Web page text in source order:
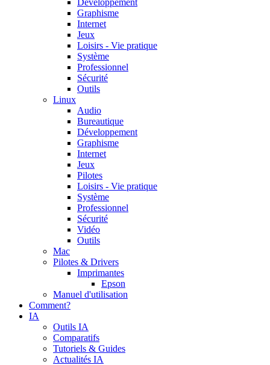
Développement
Graphisme
Internet
Jeux
Loisirs - Vie pratique
Système
Professionnel
Sécurité
Outils
Linux
Audio
Bureautique
Développement
Graphisme
Internet
Jeux
Pilotes
Loisirs - Vie pratique
Système
Professionnel
Sécurité
Vidéo
Outils
Mac
Pilotes & Drivers
Imprimantes
Epson
Manuel d'utilisation
Comment?
IA
Outils IA
Comparatifs
Tutoriels & Guides
Actualités IA